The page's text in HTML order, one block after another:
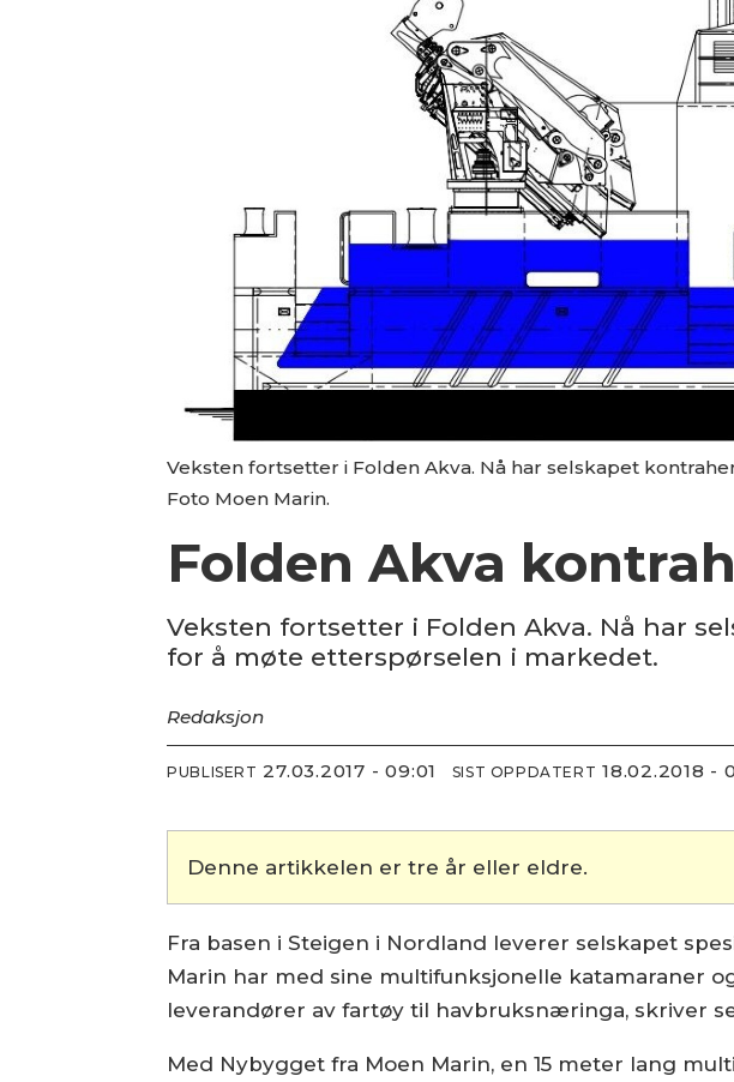
Veksten fortsetter i Folden Akva. Nå har selskapet
Foto Moen Marin.
Folden Akva
Veksten fortsetter i Folden Akva. Nå har
for å møte etterspørselen i markedet.
Redaksjon
PUBLISERT 27.03.2017 - 09:01 SIST OPPDATERT 18.02.2018 -
Denne artikkelen er tre år eller eldre.
Fra basen i Steigen i Nordland leverer selskapet
Marin har med sine multifunksjonelle katamaraner
leverandører av fartøy til havbruksnæringa, skriver
Med Nybygget fra Moen Marin, en 15 meter lang